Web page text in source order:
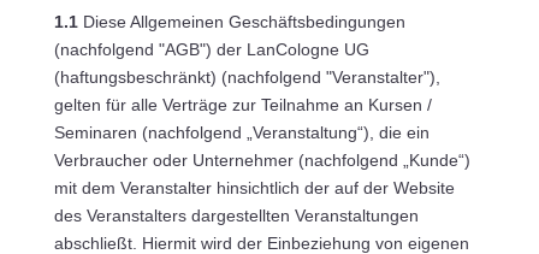
1.1Diese Allgemeinen Geschäftsbedingungen
(nachfolgend "AGB") der LanCologne UG
(haftungsbeschränkt) (nachfolgend "Veranstalter"),
gelten für alle Verträge zur Teilnahme an Kursen /
Seminaren (nachfolgend „Veranstaltung“), die ein
Verbraucher oder Unternehmer (nachfolgend „Kunde“)
mit dem Veranstalter hinsichtlich der auf der Website
des Veranstalters dargestellten Veranstaltungen
abschließt. Hiermit wird der Einbeziehung von eigenen